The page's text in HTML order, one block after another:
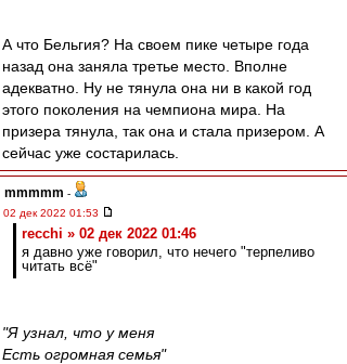
А что Бельгия? На своем пике четыре года
назад она заняла третье место. Вполне
адекватно. Ну не тянула она ни в какой год
этого поколения на чемпиона мира. На
призера тянула, так она и стала призером. А
сейчас уже состарилась.
mmmmm -
02 дек 2022 01:53
recchi » 02 дек 2022 01:46
я давно уже говорил, что нечего "терпеливо
читать всё"
"Я узнал, что у меня
Есть огромная семья"